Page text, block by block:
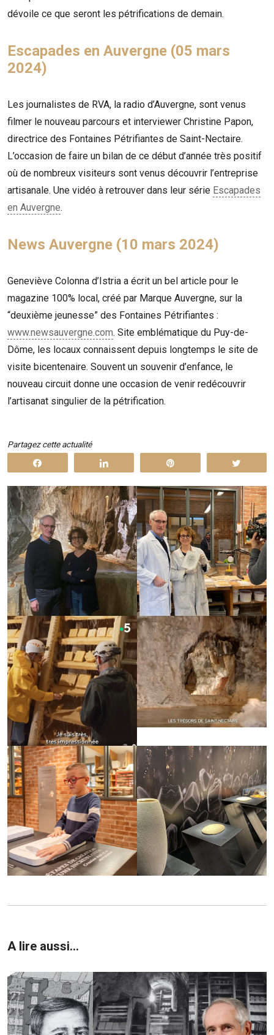
dévoile ce que seront les pétrifications de demain.
Escapades en Auvergne (05 mars
2024)
Les journalistes de RVA, la radio d’Auvergne, sont venus
filmer le nouveau parcours et interviewer Christine Papon,
directrice des Fontaines Pétrifiantes de Saint-Nectaire.
L’occasion de faire un bilan de ce début d’année très positif
où de nombreux visiteurs sont venus découvrir l’entreprise
artisanale. Une vidéo à retrouver dans leur série Escapades
en Auvergne.
News Auvergne (10 mars 2024)
Geneviève Colonna d’Istria a écrit un bel article pour le
magazine 100% local, créé par Marque Auvergne, sur la
“deuxième jeunesse” des Fontaines Pétrifiantes :
www.newsauvergne.com. Site emblématique du Puy-de-
Dôme, les locaux connaissent depuis longtemps le site de
visite bicentenaire. Souvent un souvenir d’enfance, le
nouveau circuit donne une occasion de venir redécouvrir
l’artisanat singulier de la pétrification.
Partagez cette actualité
A lire aussi...